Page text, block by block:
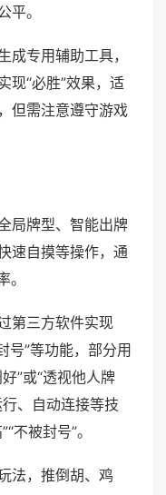
平。
成专用辅助工具，
现“必胜”效果，适
但需注意遵守游戏
局牌型、智能出牌
速自摸等操作，通
第三方软件实现
号”等功能，部分用
”或“透视他人牌
、自动连接等技
不被封号”。
法，推倒胡、鸡